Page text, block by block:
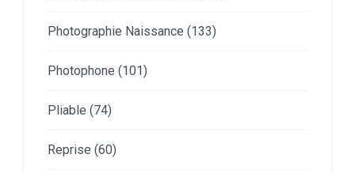
Photographie Naissance (133)
Photophone (101)
Pliable (74)
Reprise (60)